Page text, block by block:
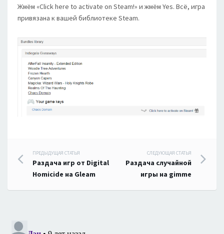
Жмём «Click here to activate on Steam!» и жмём Yes. Всё, игра
привязана к вашей библиотеке Steam.
Навигация
по
записям
ПРЕДЫДУЩАЯ СТАТЬЯ
Раздача игр от Digital
Homicide на Gleam
СЛЕДУЮЩАЯ СТАТЬЯ
Раздача случайной
игры на gimme